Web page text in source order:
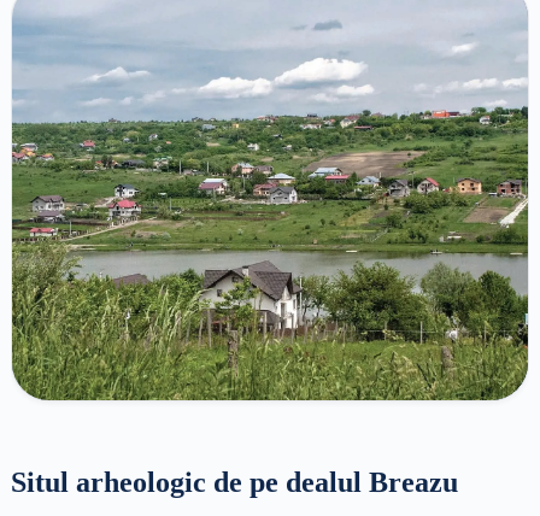
Situl arheologic de pe dealul Breazu